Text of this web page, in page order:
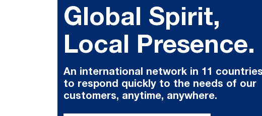
Global Spirit,
Local Presence.
An international network in 11 countries
to respond quickly to the needs of our
customers, anytime, anywhere.